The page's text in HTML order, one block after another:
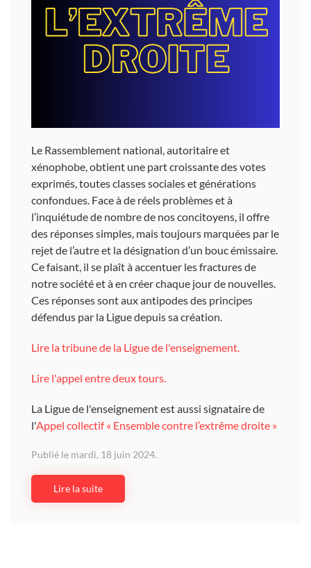
Le Rassemblement national, autoritaire et
xénophobe, obtient une part croissante des votes
exprimés, toutes classes sociales et générations
confondues. Face à de réels problèmes et à
l’inquiétude de nombre de nos concitoyens, il offre
des réponses simples, mais toujours marquées par le
rejet de l’autre et la désignation d’un bouc émissaire.
Ce faisant, il se plaît à accentuer les fractures de
notre société et à en créer chaque jour de nouvelles.
Ces réponses sont aux antipodes des principes
défendus par la Ligue depuis sa création.
Lire la tribune de la Ligue de l'enseignement.
Lire l'appel entre deux tours.
La Ligue de l'enseignement est aussi signataire de
l'Appel collectif « Ensemble contre l’extrême droite »
Publié le mardi, 18 juin 2024.
Lire la suite